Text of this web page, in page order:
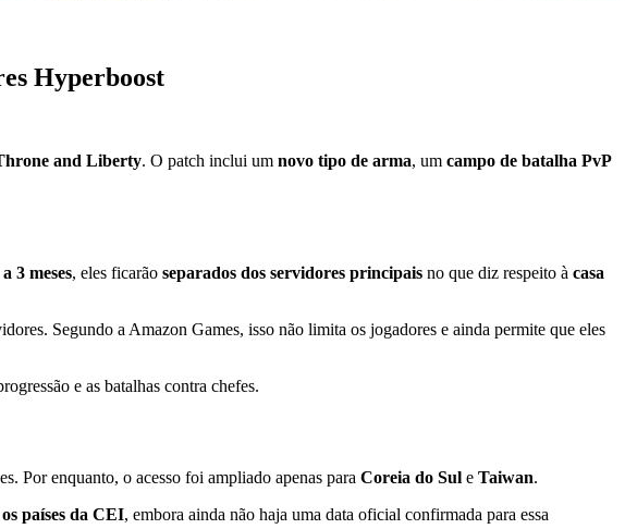
Hyperboost
and Liberty. O patch inclui um novo tipo de arma, um campo de batalha PvP
3 meses, eles ficarão separados dos servidores principais no que diz respeito à casa
Segundo a Amazon Games, isso não limita os jogadores e ainda permite que eles
e as batalhas contra chefes.
Por enquanto, o acesso foi ampliado apenas para Coreia do Sul e Taiwan.
países da CEI, embora ainda não haja uma data oficial confirmada para essa